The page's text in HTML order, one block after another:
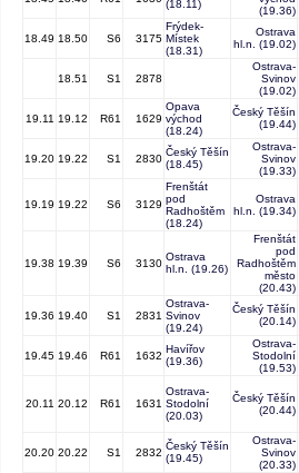
(18.11)
(19.36)
18.49 18.50 S6 3175
Frýdek-
Místek
(18.31)
Ostrava
hl.n. (19.02)
18.51 S1 2878
Ostrava-
Svinov
(19.02)
19.11 19.12 R61 1629
Opava
východ
(18.24)
Český Těšín
(19.44)
19.20 19.22 S1 2830
Český Těšín
(18.45)
Ostrava-
Svinov
(19.33)
19.19 19.22 S6 3129
Frenštát
pod
Radhoštěm
(18.24)
Ostrava
hl.n. (19.34)
19.38 19.39 S6 3130
Ostrava
hl.n. (19.26)
Frenštát
pod
Radhoštěm
město
(20.43)
19.36 19.40 S1 2831
Ostrava-
Svinov
(19.24)
Český Těšín
(20.14)
19.45 19.46 R61 1632
Havířov
(19.36)
Ostrava-
Stodolní
(19.53)
20.11 20.12 R61 1631
Ostrava-
Stodolní
(20.03)
Český Těšín
(20.44)
20.20 20.22 S1 2832
Český Těšín
(19.45)
Ostrava-
Svinov
(20.33)